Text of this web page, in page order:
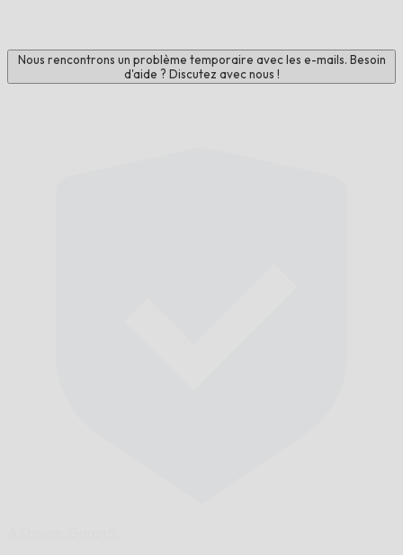
Nous rencontrons un problème temporaire avec les e-mails. Besoin
d'aide ? Discutez avec nous !